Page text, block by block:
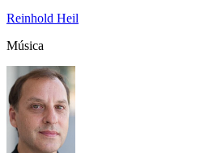
Reinhold Heil
Música